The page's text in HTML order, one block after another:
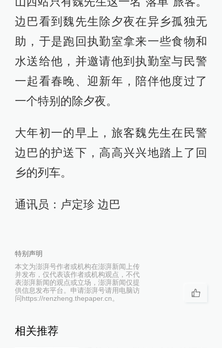
边巴看到魏先生除夕夜在异乡孤独无
助，于是跑回执勤室拿来一些食物和
水送给他，并邀请他到执勤室与民警
一起看春晚、迎新年，陪伴他度过了
一个特别的除夕夜。
大年初一的早上，旅客魏先生在民警
边巴的护送下，高高兴兴地踏上了回
乡的列车。
通讯员：卢定珍 边巴
特别声明
本文为澎湃号作者或机构在澎湃新闻上传
并发布，仅代表该作者或机构观点，不代
表澎湃新闻的观点或立场，澎湃新闻仅提
供信息发布平台。申请澎湃号请用电脑访
问https://renzheng.thepaper.cn。
相关推荐